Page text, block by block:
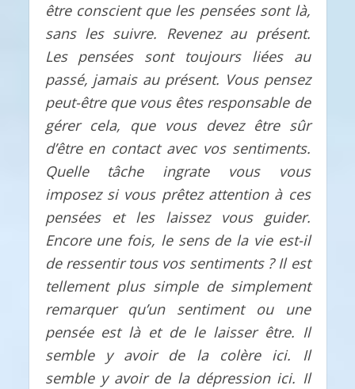
être conscient que les pensées sont là,
sans les suivre. Revenez au présent.
Les pensées sont toujours liées au
passé, jamais au présent. Vous pensez
peut-être que vous êtes responsable de
gérer cela, que vous devez être sûr
d’être en contact avec vos sentiments.
Quelle tâche ingrate vous vous
imposez si vous prêtez attention à ces
pensées et les laissez vous guider.
Encore une fois, le sens de la vie est-il
de ressentir tous vos sentiments ? Il est
tellement plus simple de simplement
remarquer qu’un sentiment ou une
pensée est là et de le laisser être. Il
semble y avoir de la colère ici. Il
semble y avoir de la dépression ici. Il